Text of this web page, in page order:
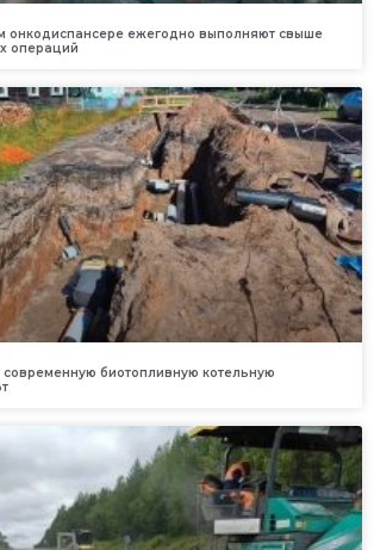
онкодиспансере ежегодно выполняют свыше
операций
современную биотопливную котельную